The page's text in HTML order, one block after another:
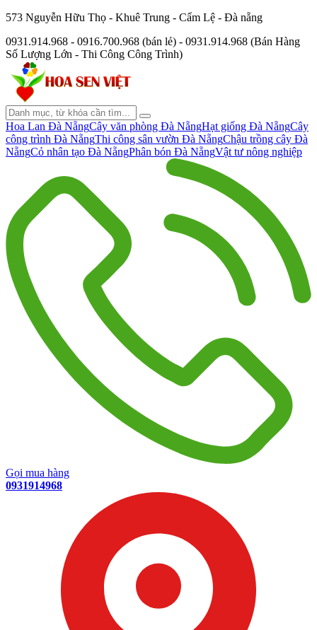
573 Nguyễn Hữu Thọ - Khuê Trung - Cẩm Lệ - Đà nẵng
0931.914.968 - 0916.700.968 (bán lẻ) - 0931.914.968 (Bán Hàng
Số Lượng Lớn - Thi Công Công Trình)
Hoa Lan Đà NẵngCây văn phòng Đà NẵngHạt giống Đà NẵngCây
công trình Đà NẵngThi công sân vườn Đà NẵngChậu trồng cây Đà
NẵngCỏ nhân tạo Đà NẵngPhân bón Đà NẵngVật tư nông nghiệp
Gọi mua hàng
0931914968